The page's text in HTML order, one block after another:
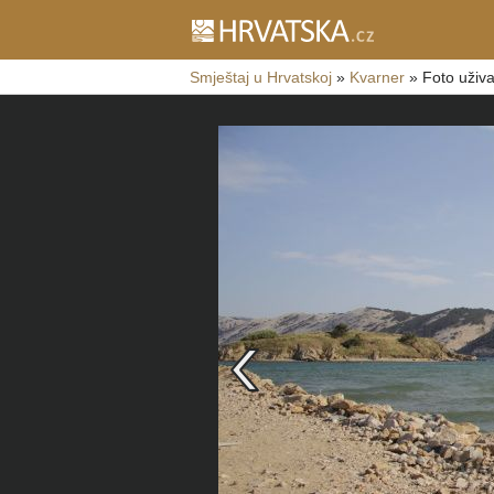
Smještaj u Hrvatskoj » Kvarner » Foto